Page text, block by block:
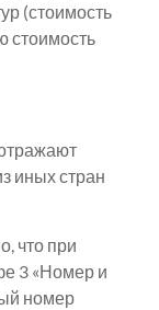
(стоимость
стоимость
иных стран
что при
3 «Номер и
номер